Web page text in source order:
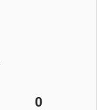
0